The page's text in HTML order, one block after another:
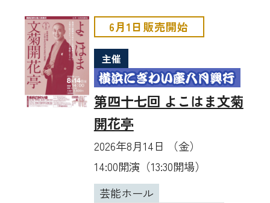
6月1日販売開始
主催
第四十七回 よこはま文菊
開花亭
2026年8月14日 （金）
14:00開演（13:30開場）
芸能ホール